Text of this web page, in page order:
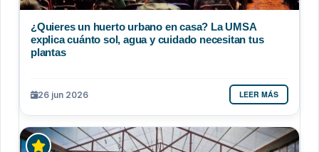
¿Quieres un huerto urbano en casa? La UMSA
explica cuánto sol, agua y cuidado necesitan tus
plantas
26 jun 2026 LEER MÁS